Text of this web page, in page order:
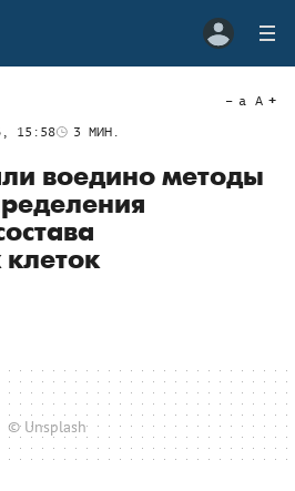
15:58 3 МИН.
a A
воедино методы
клеток
© Unsplash